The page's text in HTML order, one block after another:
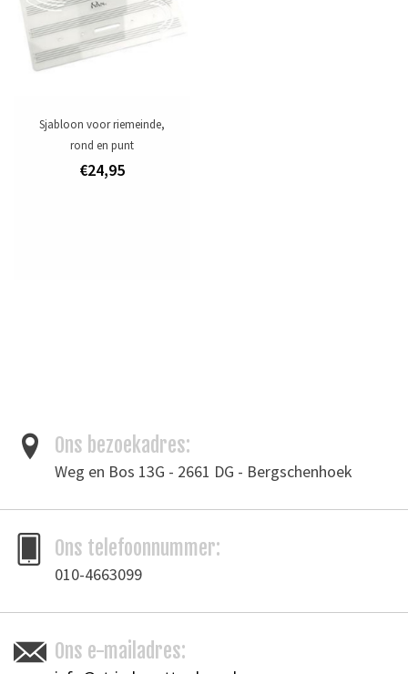
Sjabloon voor riemeinde,
rond en punt
€24,95
Ons bezoekadres:
Weg en Bos 13G - 2661 DG - Bergschenhoek
Ons telefoonnummer:
010-4663099
Ons e-mailadres: